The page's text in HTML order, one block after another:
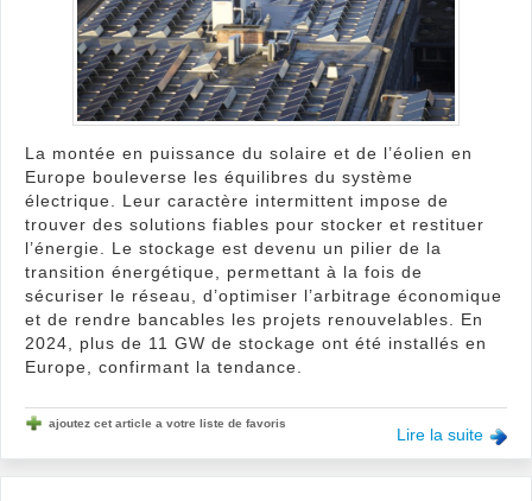
La montée en puissance du solaire et de l’éolien en
Europe bouleverse les équilibres du système
électrique. Leur caractère intermittent impose de
trouver des solutions fiables pour stocker et restituer
l’énergie. Le stockage est devenu un pilier de la
transition énergétique, permettant à la fois de
sécuriser le réseau, d’optimiser l’arbitrage économique
et de rendre bancables les projets renouvelables. En
2024, plus de 11 GW de stockage ont été installés en
Europe, confirmant la tendance.
Lire la suite
ajoutez cet article a votre liste de favoris